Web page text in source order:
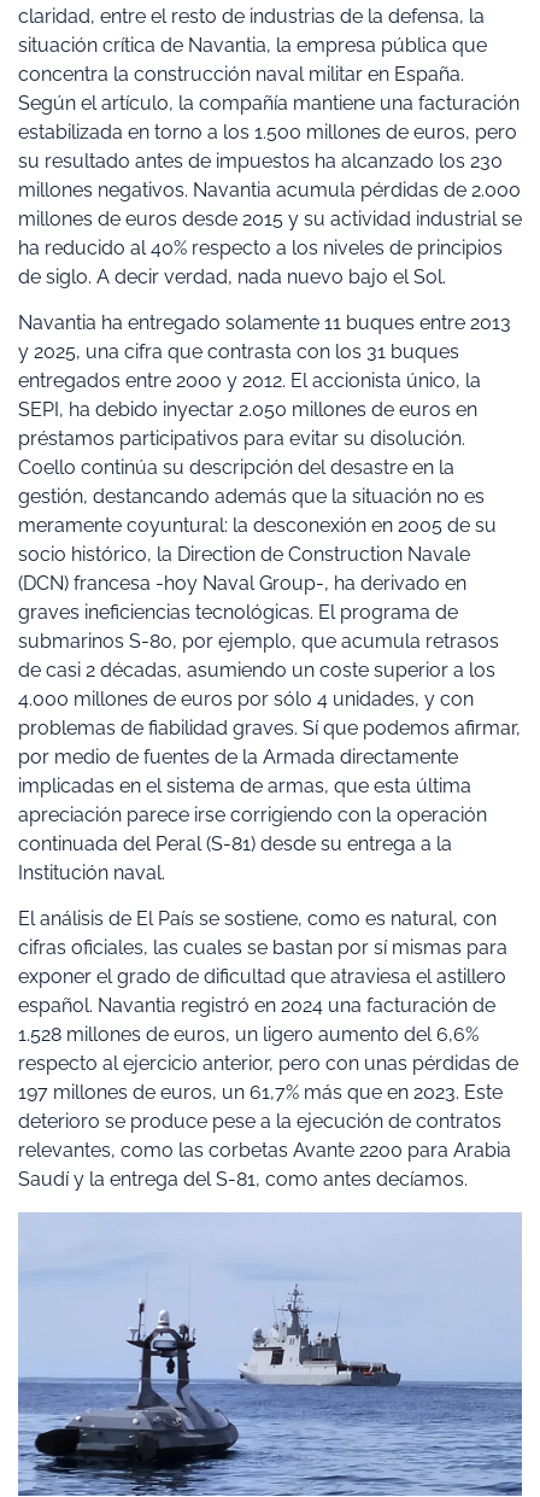
claridad, entre el resto de industrias de la defensa, la
situación crítica de Navantia, la empresa pública que
concentra la construcción naval militar en España.
Según el artículo, la compañía mantiene una facturación
estabilizada en torno a los 1.500 millones de euros, pero
su resultado antes de impuestos ha alcanzado los 230
millones negativos. Navantia acumula pérdidas de 2.000
millones de euros desde 2015 y su actividad industrial se
ha reducido al 40% respecto a los niveles de principios
de siglo. A decir verdad, nada nuevo bajo el Sol.
Navantia ha entregado solamente 11 buques entre 2013
y 2025, una cifra que contrasta con los 31 buques
entregados entre 2000 y 2012. El accionista único, la
SEPI, ha debido inyectar 2.050 millones de euros en
préstamos participativos para evitar su disolución.
Coello continúa su descripción del desastre en la
gestión, destancando además que la situación no es
meramente coyuntural: la desconexión en 2005 de su
socio histórico, la Direction de Construction Navale
(DCN) francesa -hoy Naval Group-, ha derivado en
graves ineficiencias tecnológicas. El programa de
submarinos S-80, por ejemplo, que acumula retrasos
de casi 2 décadas, asumiendo un coste superior a los
4.000 millones de euros por sólo 4 unidades, y con
problemas de fiabilidad graves. Sí que podemos afirmar,
por medio de fuentes de la Armada directamente
implicadas en el sistema de armas, que esta última
apreciación parece irse corrigiendo con la operación
continuada del Peral (S-81) desde su entrega a la
Institución naval.
El análisis de El País se sostiene, como es natural, con
cifras oficiales, las cuales se bastan por sí mismas para
exponer el grado de dificultad que atraviesa el astillero
español. Navantia registró en 2024 una facturación de
1.528 millones de euros, un ligero aumento del 6,6%
respecto al ejercicio anterior, pero con unas pérdidas de
197 millones de euros, un 61,7% más que en 2023. Este
deterioro se produce pese a la ejecución de contratos
relevantes, como las corbetas Avante 2200 para Arabia
Saudí y la entrega del S-81, como antes decíamos.